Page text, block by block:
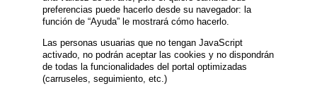
preferencias puede hacerlo desde su navegador: la
función de “Ayuda” le mostrará cómo hacerlo.
Las personas usuarias que no tengan JavaScript
activado, no podrán aceptar las cookies y no dispondrán
de todas la funcionalidades del portal optimizadas
(carruseles, seguimiento, etc.)